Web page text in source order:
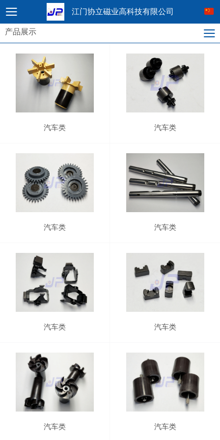
江门协立磁业高科技有限公司
产品展示
汽车类 汽车类
汽车类 汽车类
汽车类 汽车类
汽车类 汽车类